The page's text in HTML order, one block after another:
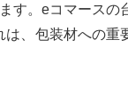
す。eコマース
、包装材への重